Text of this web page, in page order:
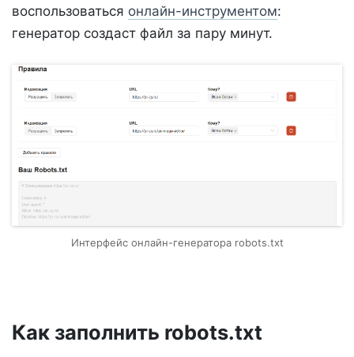
воспользоваться онлайн-инструментом:
генератор создаст файл за пару минут.
Интерфейс онлайн-генератора robots.txt
Как заполнить robots.txt